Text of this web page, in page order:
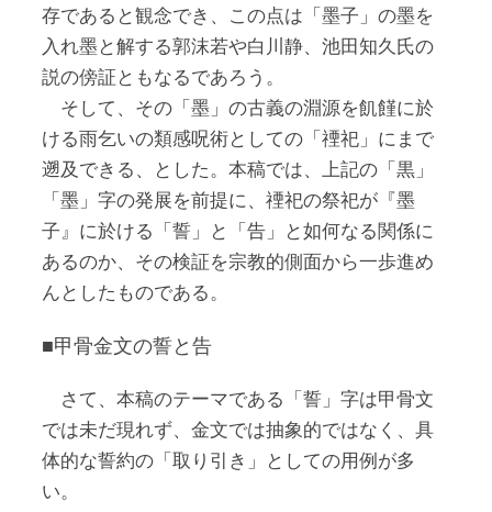
存であると観念でき、この点は「墨子」の墨を
入れ墨と解する郭沫若や白川静、池田知久氏の
説の傍証ともなるであろう。
そして、その「墨」の古義の淵源を飢饉に於
ける雨乞いの類感呪術としての「禋祀」にまで
遡及できる、とした。本稿では、上記の「黒」
「墨」字の発展を前提に、禋祀の祭祀が『墨
子』に於ける「誓」と「告」と如何なる関係に
あるのか、その検証を宗教的側面から一歩進め
んとしたものである。
■甲骨金文の誓と告
さて、本稿のテーマである「誓」字は甲骨文
では未だ現れず、金文では抽象的ではなく、具
体的な誓約の「取り引き」としての用例が多
い。